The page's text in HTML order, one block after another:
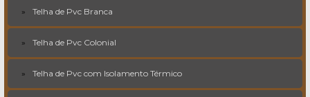
Telha de Pvc Branca
Telha de Pvc Colonial
Telha de Pvc com Isolamento Térmico